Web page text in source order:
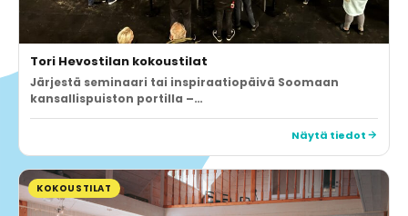
Tori Hevostilan kokoustilat
Järjestä seminaari tai inspiraatiopäivä Soomaan
kansallispuiston portilla –…
Näytä tiedot
KOKOUSTILAT